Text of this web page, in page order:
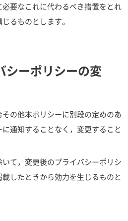
要なこれに代わるべき措置をとれ
るものとします。
シーポリシーの変
の他本ポリシーに別段の定めのあ
通知することなく，変更すること
て，変更後のプライバシーポリシ
したときから効力を生じるものと